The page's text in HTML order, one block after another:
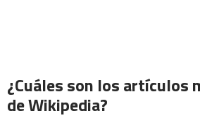
¿Cuáles son los artículos
de Wikipedia?